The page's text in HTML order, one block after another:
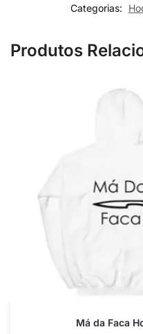
Categorias:
Produtos
Má da Faca